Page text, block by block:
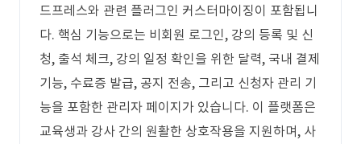
드프레스와 관련 플러그인 커스터마이징이 포함됩니
다. 핵심 기능으로는 비회원 로그인, 강의 등록 및 신
청, 출석 체크, 강의 일정 확인을 위한 달력, 국내 결제
기능, 수료증 발급, 공지 전송, 그리고 신청자 관리 기
능을 포함한 관리자 페이지가 있습니다. 이 플랫폼은
교육생과 강사 간의 원활한 상호작용을 지원하며, 사